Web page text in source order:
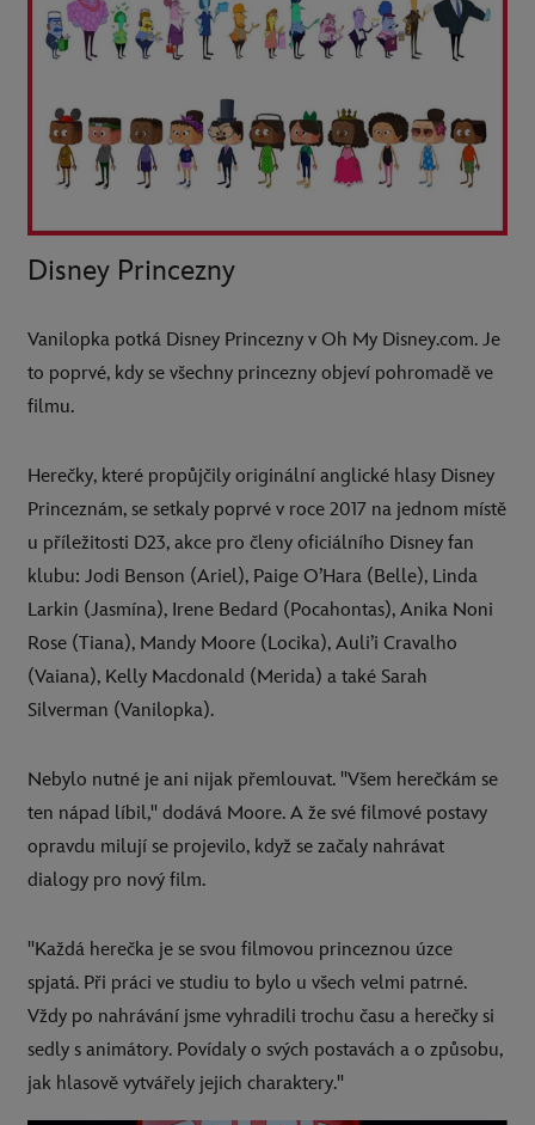
Disney Princezny
Vanilopka potká Disney Princezny v Oh My Disney.com. Je
to poprvé, kdy se všechny princezny objeví pohromadě ve
filmu.
Herečky, které propůjčily originální anglické hlasy Disney
Princeznám, se setkaly poprvé v roce 2017 na jednom místě
u příležitosti D23, akce pro členy oficiálního Disney fan
klubu: Jodi Benson (Ariel), Paige O’Hara (Belle), Linda
Larkin (Jasmína), Irene Bedard (Pocahontas), Anika Noni
Rose (Tiana), Mandy Moore (Locika), Auli’i Cravalho
(Vaiana), Kelly Macdonald (Merida) a také Sarah
Silverman (Vanilopka).
Nebylo nutné je ani nijak přemlouvat. "Všem herečkám se
ten nápad líbil," dodává Moore. A že své filmové postavy
opravdu milují se projevilo, když se začaly nahrávat
dialogy pro nový film.
"Každá herečka je se svou filmovou princeznou úzce
spjatá. Při práci ve studiu to bylo u všech velmi patrné.
Vždy po nahrávání jsme vyhradili trochu času a herečky si
sedly s animátory. Povídaly o svých postavách a o způsobu,
jak hlasově vytvářely jejich charaktery."